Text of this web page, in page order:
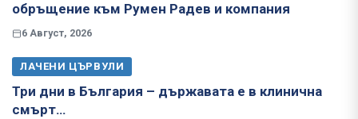
обръщение към Румен Радев и компания
6 Август, 2026
ЛАЧЕНИ ЦЪРВУЛИ
Три дни в България – държавата е в клинична
смърт…